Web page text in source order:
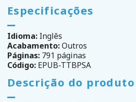
Especificações
Idioma: Inglês
Acabamento:Outros
Páginas: 791 páginas
Código: EPUB-TTBPSA
Descrição do produto